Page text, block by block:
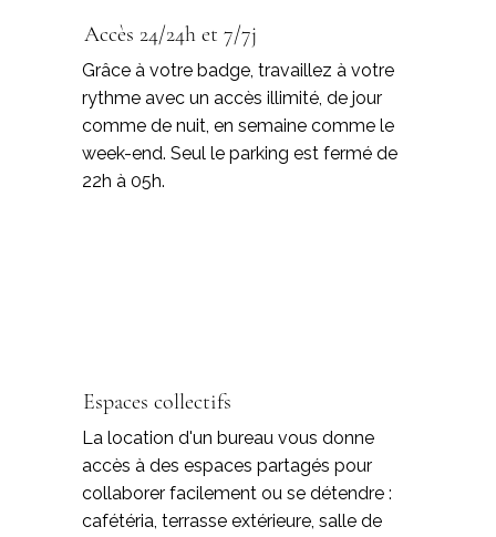
Accès 24/24h et 7/7j
Grâce à votre badge, travaillez à votre
rythme avec un accès illimité, de jour
comme de nuit, en semaine comme le
week-end. Seul le parking est fermé de
22h à 05h.
Espaces collectifs
La location d'un bureau vous donne
accès à des espaces partagés pour
collaborer facilement ou se détendre :
cafétéria, terrasse extérieure, salle de